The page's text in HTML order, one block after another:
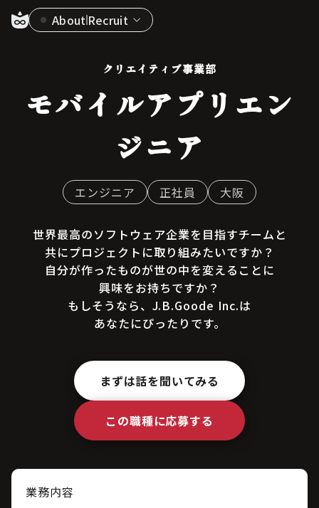
AboutRecruit
クリエイティブ事業部
モバイルアプリエン
ジニア
エンジニア 正社員 大阪
世界最高のソフトウェア企業を目指すチームと
共にプロジェクトに取り組みたいですか？
自分が作ったものが世の中を変えることに
興味をお持ちですか？
もしそうなら、J.B.Goode Inc.は
あなたにぴったりです。
まずは話を聞いてみる
この職種に応募する
業務内容